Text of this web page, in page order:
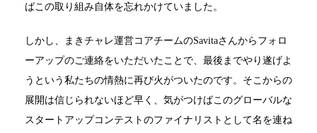
ばこの取り組み自体を忘れかけていました。
しかし、まきチャレ運営コアチームのSavitaさんからフォロ
ーアップのご連絡をいただいたことで、最後までやり遂げよ
うという私たちの情熱に再び火がついたのです。そこからの
展開は信じられないほど早く、気がつけばこのグローバルな
スタートアップコンテストのファイナリストとして名を連ね